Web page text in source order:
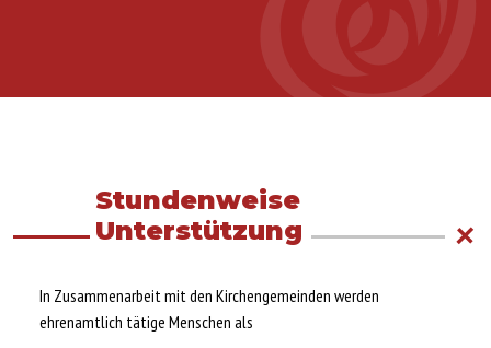
Stundenweise
Unterstützung
In Zusammenarbeit mit den Kirchengemeinden werden
ehrenamtlich tätige Menschen als